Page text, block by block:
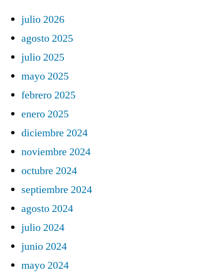
julio 2026
agosto 2025
julio 2025
mayo 2025
febrero 2025
enero 2025
diciembre 2024
noviembre 2024
octubre 2024
septiembre 2024
agosto 2024
julio 2024
junio 2024
mayo 2024